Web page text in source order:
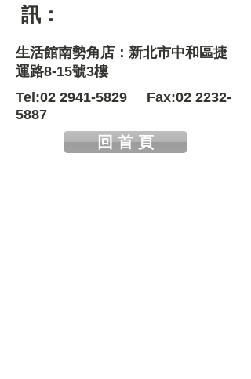
訊：
生活館南勢角店：新北市中和區捷
運路8-15號3樓
Tel:02 2941-5829 Fax:02 2232-
5887
回 首 頁